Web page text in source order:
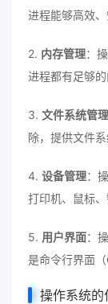
进程能够高效、
2. 内存管理：
进程都有足够的
3. 文件系统管理
除，提供文件系
4. 设备管理：
打印机、鼠标、
5. 用户界面：
是命令行界面（
操作系统的